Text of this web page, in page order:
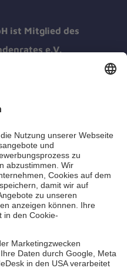
ist Mitglied des
e.V.
2026
Praxen